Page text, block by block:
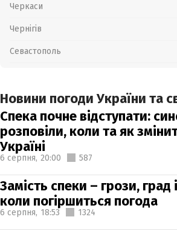
Черкаси
Чернігів
Севастополь
Новини погоди України та
Спека почне відступати:
розповіли, коли та як
Україні
6 серпня, 20:00 587
Замість спеки – грози, град
коли погіршиться погода
6 серпня, 18:53 1324